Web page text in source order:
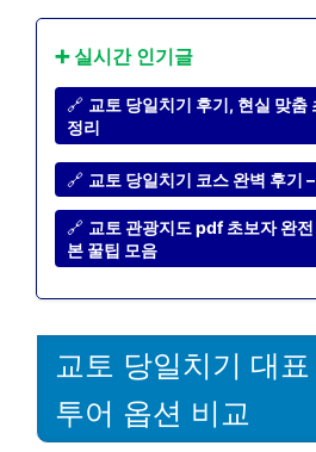
➕ 실시간 인기글
🔗 교토 당일치기 후기, 현실 맞춤
정리
🔗 교토 당일치기 코스 완벽 후기
🔗 교토 관광지도 pdf 초보자 완
본 꿀팁 모음
교토 당일치기 대
투어 옵션 비교